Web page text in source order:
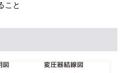
こと